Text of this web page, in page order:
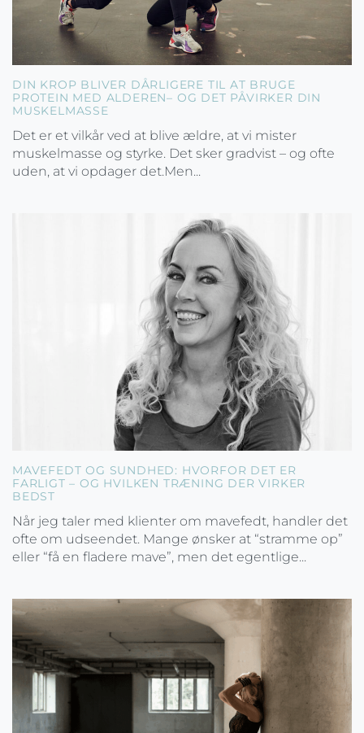
DIN KROP BLIVER DÅRLIGERE TIL AT BRUGE
PROTEIN MED ALDEREN– OG DET PÅVIRKER DIN
MUSKELMASSE
Det er et vilkår ved at blive ældre, at vi mister
muskelmasse og styrke. Det sker gradvist – og ofte
uden, at vi opdager det.Men...
MAVEFEDT OG SUNDHED: HVORFOR DET ER
FARLIGT – OG HVILKEN TRÆNING DER VIRKER
BEDST
Når jeg taler med klienter om mavefedt, handler det
ofte om udseendet. Mange ønsker at “stramme op”
eller “få en fladere mave”, men det egentlige...